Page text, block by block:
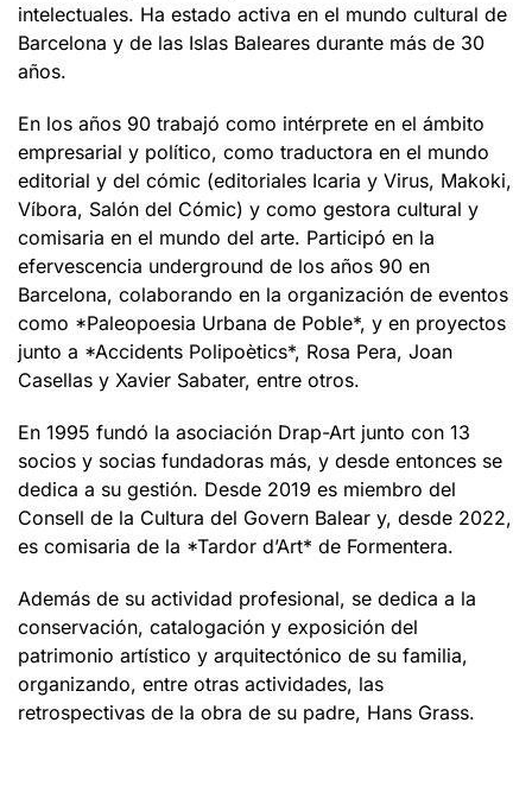
intelectuales. Ha estado activa en el mundo cultural de
Barcelona y de las Islas Baleares durante más de 30
años.
En los años 90 trabajó como intérprete en el ámbito
empresarial y político, como traductora en el mundo
editorial y del cómic (editoriales Icaria y Virus, Makoki,
Víbora, Salón del Cómic) y como gestora cultural y
comisaria en el mundo del arte. Participó en la
efervescencia underground de los años 90 en
Barcelona, colaborando en la organización de eventos
como *Paleopoesia Urbana de Poble*, y en proyectos
junto a *Accidents Polipoètics*, Rosa Pera, Joan
Casellas y Xavier Sabater, entre otros.
En 1995 fundó la asociación Drap-Art junto con 13
socios y socias fundadoras más, y desde entonces se
dedica a su gestión. Desde 2019 es miembro del
Consell de la Cultura del Govern Balear y, desde 2022,
es comisaria de la *Tardor d’Art* de Formentera.
Además de su actividad profesional, se dedica a la
conservación, catalogación y exposición del
patrimonio artístico y arquitectónico de su familia,
organizando, entre otras actividades, las
retrospectivas de la obra de su padre, Hans Grass.